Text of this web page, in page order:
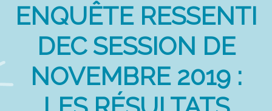
ENQUÊTE RESSENTI
DEC SESSION DE
NOVEMBRE 2019 :